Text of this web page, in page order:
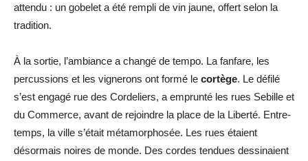
attendu : un gobelet a été rempli de vin jaune, offert selon la
tradition.
À la sortie, l’ambiance a changé de tempo. La fanfare, les
percussions et les vignerons ont formé le cortège. Le défilé
s’est engagé rue des Cordeliers, a emprunté les rues Sebille et
du Commerce, avant de rejoindre la place de la Liberté. Entre-
temps, la ville s’était métamorphosée. Les rues étaient
désormais noires de monde. Des cordes tendues dessinaient